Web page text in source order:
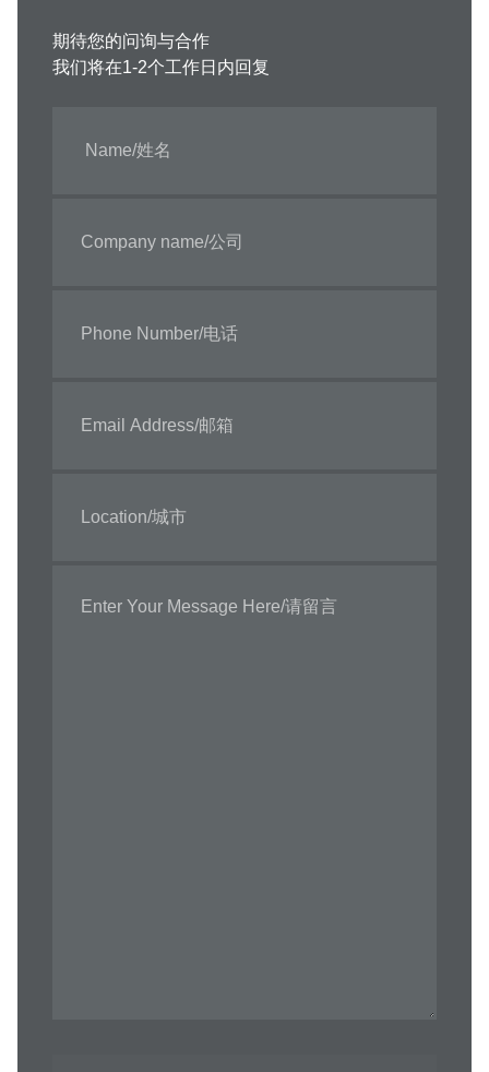
期待您的问询与合作
我们将在1-2个工作日内回复